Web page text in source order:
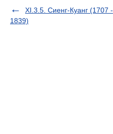
XI.3.5. Сиенг-Куанг (1707 -
1839)